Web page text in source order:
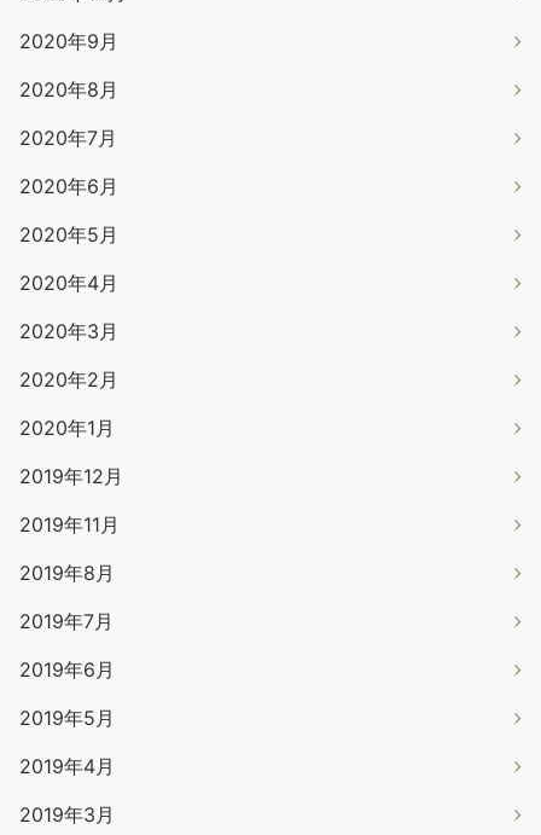
2020年9月
2020年8月
2020年7月
2020年6月
2020年5月
2020年4月
2020年3月
2020年2月
2020年1月
2019年12月
2019年11月
2019年8月
2019年7月
2019年6月
2019年5月
2019年4月
2019年3月